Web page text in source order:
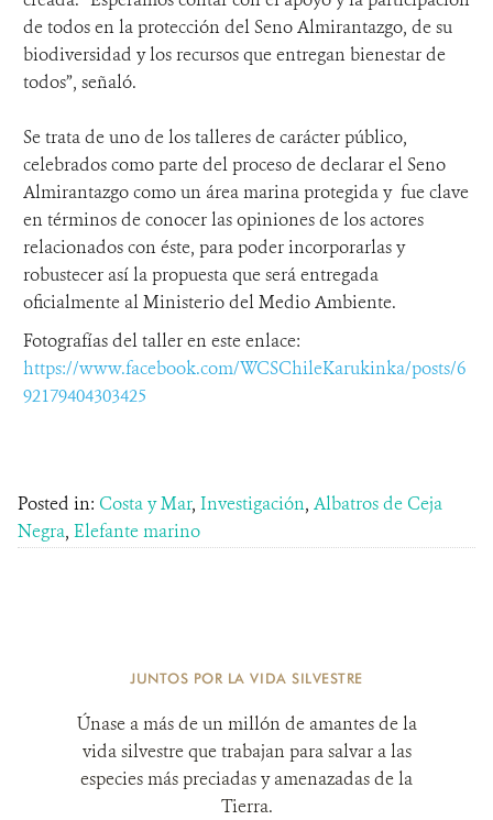
de todos en la protección del Seno Almirantazgo, de su
biodiversidad y los recursos que entregan bienestar de
todos”, señaló.
Se trata de uno de los talleres de carácter público,
celebrados como parte del proceso de declarar el Seno
Almirantazgo como un área marina protegida y fue clave
en términos de conocer las opiniones de los actores
relacionados con éste, para poder incorporarlas y
robustecer así la propuesta que será entregada
oficialmente al Ministerio del Medio Ambiente.
Fotografías del taller en este enlace:
https://www.facebook.com/WCSChileKarukinka/posts/6
92179404303425
Posted in: Costa y Mar, Investigación, Albatros de Ceja
Negra, Elefante marino
JUNTOS POR LA VIDA SILVESTRE
Únase a más de un millón de amantes de la
vida silvestre que trabajan para salvar a las
especies más preciadas y amenazadas de la
Tierra.